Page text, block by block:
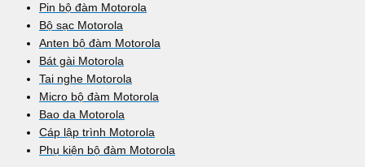
Pin bộ đàm Motorola
Bộ sạc Motorola
Anten bộ đàm Motorola
Bát gài Motorola
Tai nghe Motorola
Micro bộ đàm Motorola
Bao da Motorola
Cáp lập trình Motorola
Phụ kiện bộ đàm Motorola